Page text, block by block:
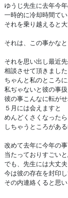
ゆうじ先生に去年今
一時的に冷却時間て
それを乗り越えると
それは、この事かなと
それを思い出し最近
相談させて頂きました
ちゃんと私のところ
私ぢゃないと彼の事
彼の事こんなに転が
５月には会えますと
めんどくさくなった
しちゃうところがあ
改めて去年に今年の
当たっておりすごい
でも、先生には大丈
今は彼の存在を封印
その内連絡くると思